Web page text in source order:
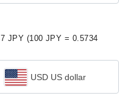
JPY (100 JPY = 0.5734
USD US dollar